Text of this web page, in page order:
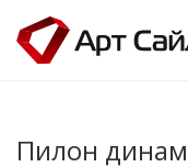
Пилон